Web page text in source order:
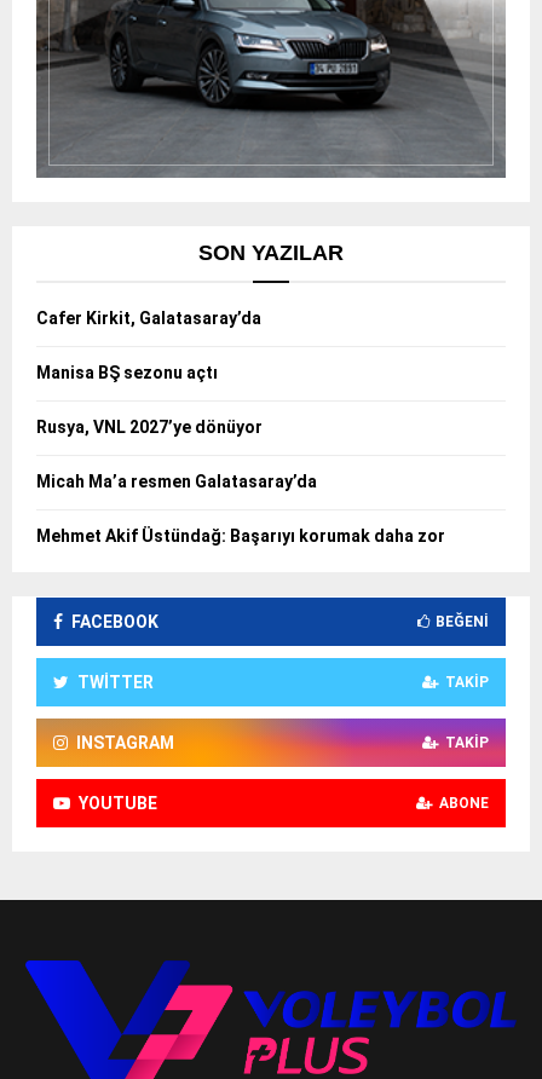
SON YAZILAR
Cafer Kirkit, Galatasaray’da
Manisa BŞ sezonu açtı
Rusya, VNL 2027’ye dönüyor
Micah Ma’a resmen Galatasaray’da
Mehmet Akif Üstündağ: Başarıyı korumak daha zor
FACEBOOK BEĞENI
TWITTER TAKIP
INSTAGRAM TAKIP
YOUTUBE ABONE